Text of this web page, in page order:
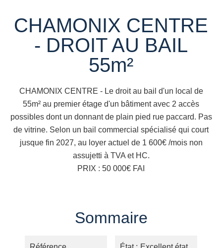
CHAMONIX CENTRE
- DROIT AU BAIL
55m²
CHAMONIX CENTRE - Le droit au bail d'un local de
55m² au premier étage d'un bâtiment avec 2 accès
possibles dont un donnant de plain pied rue paccard. Pas
de vitrine. Selon un bail commercial spécialisé qui court
jusque fin 2027, au loyer actuel de 1 600€ /mois non
assujetti à TVA et HC.
PRIX : 50 000€ FAI
Sommaire